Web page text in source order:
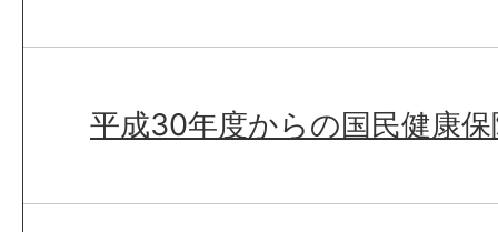
平成30年度からの国民健康